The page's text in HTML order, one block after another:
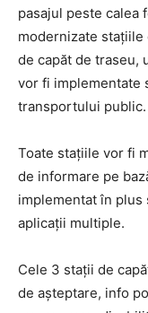
pasajul peste calea
modernizate
de capăt de traseu,
vor fi implementate
transportului public.
Toate stațiile vor fi
de informare pe
implementat în plus
aplicații multiple.
Cele 3 stații de
de așteptare, info